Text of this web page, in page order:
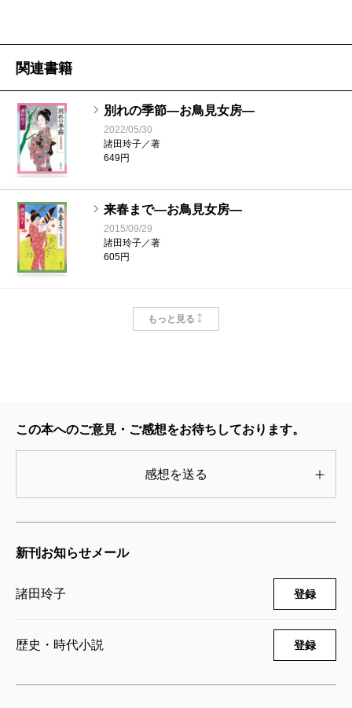
関連書籍
別れの季節―お鳥見女房―
2022/05/30
諸田玲子／著
649円
来春まで―お鳥見女房―
2015/09/29
諸田玲子／著
605円
巣立ち―お鳥見女房―
2011/09/28
2008/09/30
2007/09/28
605円
もっと見る
この本へのご意見・ご感想をお待ちしております。
感想を送る
新刊お知らせメール
諸田玲子 登録
歴史・時代小説 登録